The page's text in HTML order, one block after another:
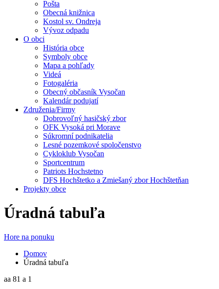
Pošta
Obecná knižnica
Kostol sv. Ondreja
Vývoz odpadu
O obci
História obce
Symboly obce
Mapa a pohľady
Videá
Fotogaléria
Obecný občasník Vysočan
Kalendár podujatí
Združenia/Firmy
Dobrovoľný hasičský zbor
OFK Vysoká pri Morave
Súkromní podnikatelia
Lesné pozemkové spoločenstvo
Cykloklub Vysočan
Sportcentrum
Patriots Hochstetno
DFS Hochštetko a Zmiešaný zbor Hochštetňan
Projekty obce
Úradná tabuľa
Hore na ponuku
Domov
Úradná tabuľa
aa 81 a 1